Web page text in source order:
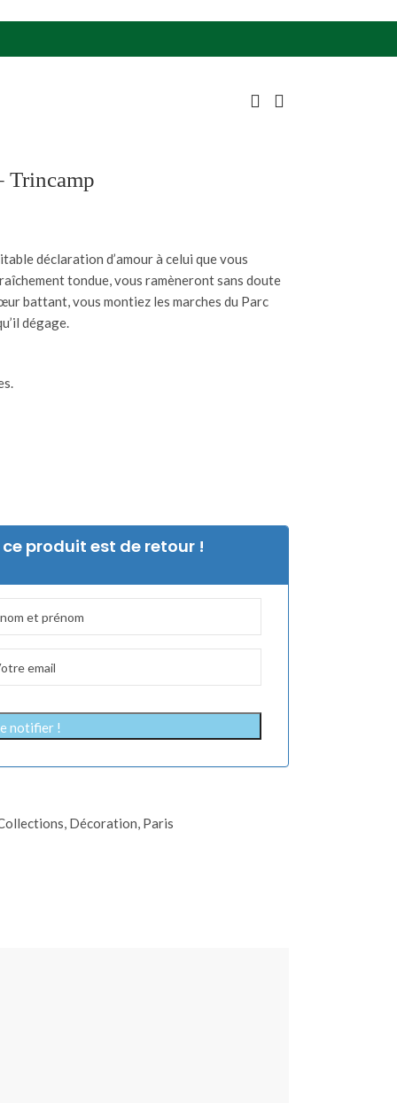
Trincamp
déclaration d’amour à celui que vous
tondue, vous ramèneront sans doute
battant, vous montiez les marches du Parc
dégage.
produit est de retour !
notifier !
, Décoration, Paris